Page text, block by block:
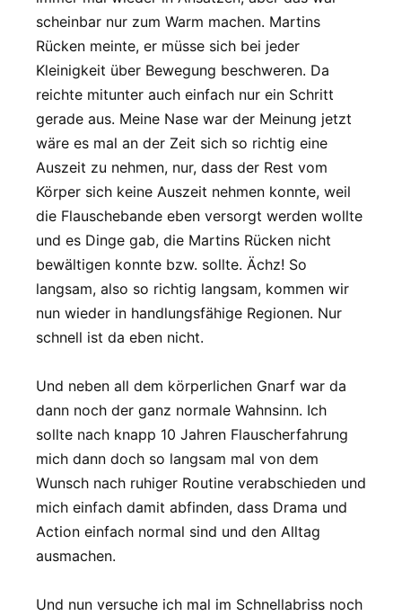
scheinbar nur zum Warm machen. Martins
Rücken meinte, er müsse sich bei jeder
Kleinigkeit über Bewegung beschweren. Da
reichte mitunter auch einfach nur ein Schritt
gerade aus. Meine Nase war der Meinung jetzt
wäre es mal an der Zeit sich so richtig eine
Auszeit zu nehmen, nur, dass der Rest vom
Körper sich keine Auszeit nehmen konnte, weil
die Flauschebande eben versorgt werden wollte
und es Dinge gab, die Martins Rücken nicht
bewältigen konnte bzw. sollte. Ächz! So
langsam, also so richtig langsam, kommen wir
nun wieder in handlungsfähige Regionen. Nur
schnell ist da eben nicht.
Und neben all dem körperlichen Gnarf war da
dann noch der ganz normale Wahnsinn. Ich
sollte nach knapp 10 Jahren Flauscherfahrung
mich dann doch so langsam mal von dem
Wunsch nach ruhiger Routine verabschieden und
mich einfach damit abfinden, dass Drama und
Action einfach normal sind und den Alltag
ausmachen.
Und nun versuche ich mal im Schnellabriss noch